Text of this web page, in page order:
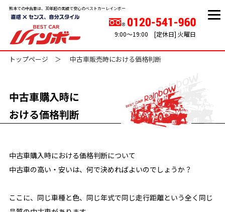
熊本での中古車は、30年超の実績で安心のベストカーレインボー
9:00～19:00 [定休日] 火曜日
トップページ 中古車販売時における価格判断
中古車購入時に
おける価格判断
中古車購入時における価格判断について
中古車の高い・安いは、何で決めればよいのでしょうか？
ここに、同じ車種と色、同じ年式で同じ走行距離という全く同じ